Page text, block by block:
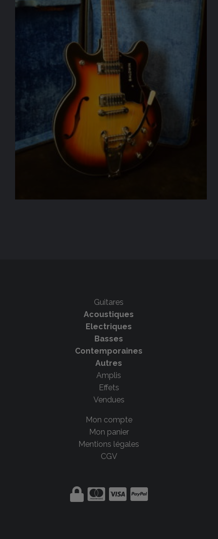
Guitares
Acoustiques
Electriques
Basses
Contemporaines
Autres
Amplis
Effets
Vendues
Mon compte
Mon panier
Mentions légales
CGV